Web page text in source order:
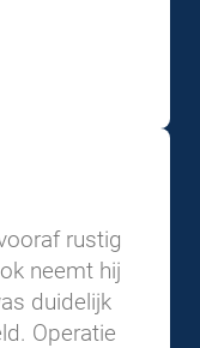
rustig
neemt hij
duidelijk
Operatie